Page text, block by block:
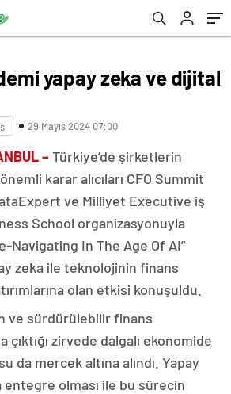
yapay zeka ve dijital
29 Mayıs 2024 07:00
– Türkiye’de şirketlerin
karar alıcıları CFO Summit
ve Milliyet Executive iş
School organizasyonuyla
Navigating In The Age Of AI”
zeka ile teknolojinin finans
olan etkisi konuşuldu.
ve sürdürülebilir finans
çıktığı zirvede dalgalı ekonomide
da mercek altına alındı. Yapay
entegre olması ile bu sürecin
istiyoruz